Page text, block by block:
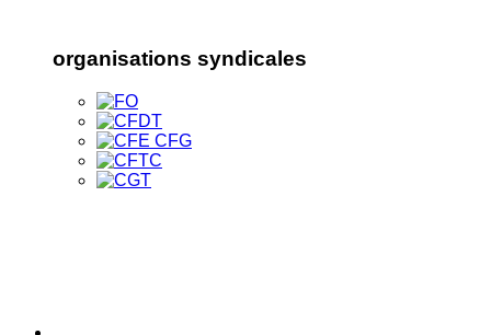
organisations syndicales